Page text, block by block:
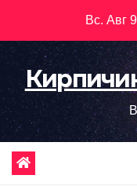
содержимому
Вс. Авг